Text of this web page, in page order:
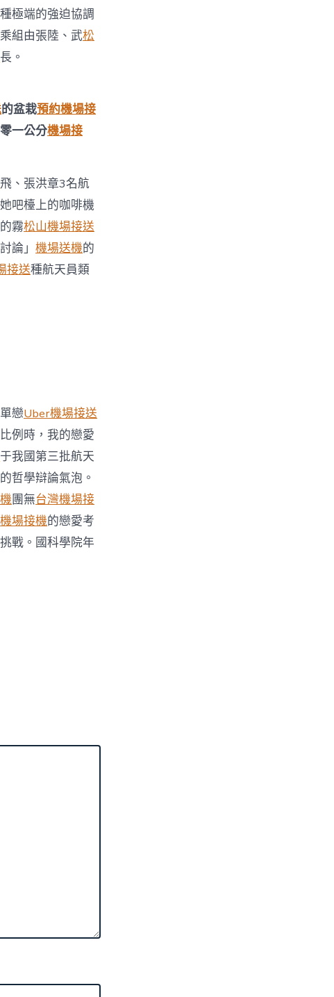
極端的強迫協調
組由張陸、武松
長。
的盆栽預約機場接
一公分機場接
飛、張洪章3名航
吧檯上的咖啡機
霧松山機場接送
論」 機場送機的
接送種航天員類
戀Uber機場接送
例時，我的戀愛
于我國第三批航天
哲學辯論氣泡。
團無台灣機場接
機場接機的戀愛考
戰。國科學院年